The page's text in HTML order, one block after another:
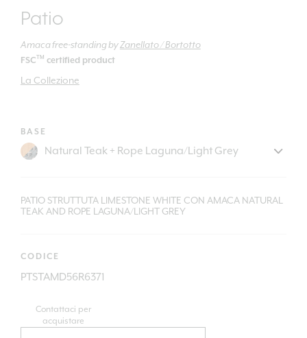
Patio
Amaca free-standingbyZanellato / Bortotto
FSC TM certified product
La Collezione
BASE
PATIO STRUTTUTA LIMESTONE WHITE CON AMACA NATURAL
TEAK AND ROPE LAGUNA/LIGHT GREY
CODICE
PTSTAMD56R6371
Contattaci per
acquistare